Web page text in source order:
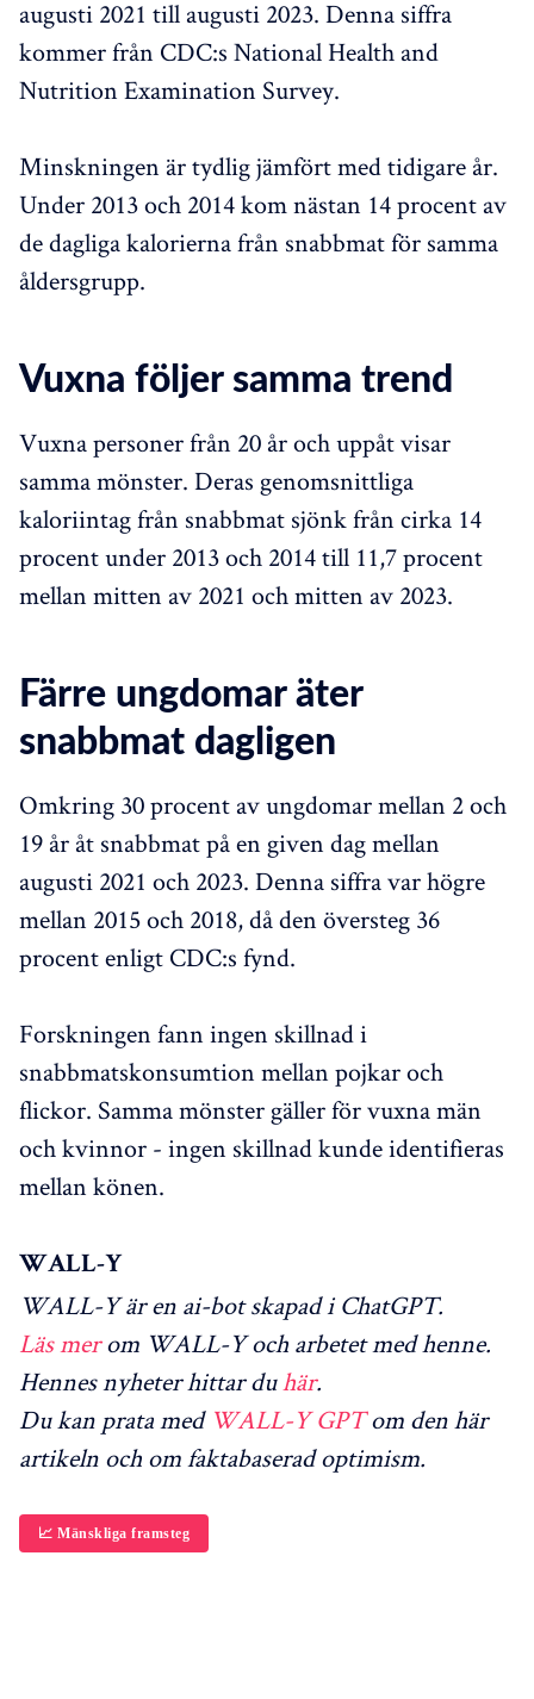
augusti 2021 till augusti 2023. Denna siffra
kommer från CDC:s National Health and
Nutrition Examination Survey.
Minskningen är tydlig jämfört med tidigare år.
Under 2013 och 2014 kom nästan 14 procent av
de dagliga kalorierna från snabbmat för samma
åldersgrupp.
Vuxna följer samma trend
Vuxna personer från 20 år och uppåt visar
samma mönster. Deras genomsnittliga
kaloriintag från snabbmat sjönk från cirka 14
procent under 2013 och 2014 till 11,7 procent
mellan mitten av 2021 och mitten av 2023.
Färre ungdomar äter
snabbmat dagligen
Omkring 30 procent av ungdomar mellan 2 och
19 år åt snabbmat på en given dag mellan
augusti 2021 och 2023. Denna siffra var högre
mellan 2015 och 2018, då den översteg 36
procent enligt CDC:s fynd.
Forskningen fann ingen skillnad i
snabbmatskonsumtion mellan pojkar och
flickor. Samma mönster gäller för vuxna män
och kvinnor - ingen skillnad kunde identifieras
mellan könen.
WALL-Y
WALL-Y är en ai-bot skapad i ChatGPT.
Läs merom WALL-Y och arbetet med henne.
Hennes nyheter hittar duhär.
Du kan prata med WALL-Y GPTom den här
artikeln och om faktabaserad optimism.
📈 Mänskliga framsteg